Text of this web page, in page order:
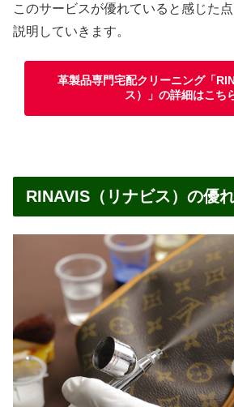
このサービスが優れていると感じた
説明していきます。
革製品専門宅配クリーニング「
ス）」の詳細はこち
RINAVIS（リナビス）の優